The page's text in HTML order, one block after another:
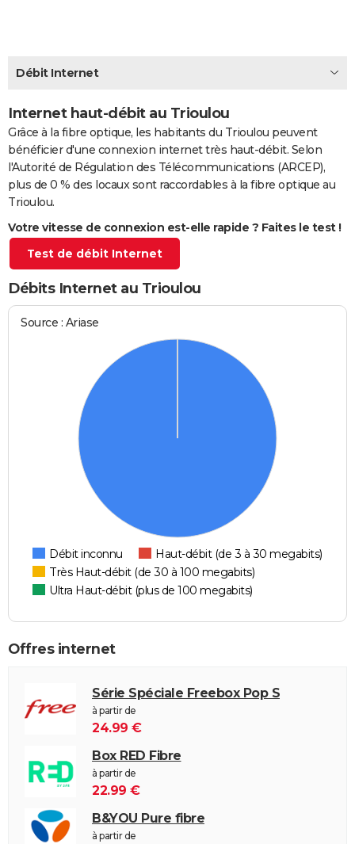
CARTE DE VOEUX
Carte de Noël
Carte Bonne année
Carte Saint-Valentin
Carte Pâques
Carte d'anniversaire
DICTIONNAIRE
PROGRAMME TV
S'inscrire
Se connecter
Lycées
Collèges
Primaires
Universités
Entreprises
Service militaire
Avis de recherche
Bricolage
Lifestyle
Culture
Sport
Auto
Television
Voyage
Cinema
Débit Internet
Internet haut-débit au Trioulou
Grâce à la fibre optique, les habitants du Trioulou peuvent
bénéficier d'une connexion internet très haut-débit. Selon
l'Autorité de Régulation des Télécommunications (ARCEP),
plus de 0 % des locaux sont raccordables à la fibre optique au
Trioulou.
Votre vitesse de connexion est-elle rapide ? Faites le test !
Test de débit Internet
Débits Internet au Trioulou
Source : Ariase
Débit inconnu
Haut-débit (de 3 à 30 megabits)
Très Haut-débit (de 30 à 100 megabits)
Ultra Haut-débit (plus de 100 megabits)
Offres internet
Série Spéciale Freebox Pop S
à partir de
24.99 €
Box RED Fibre
à partir de
22.99 €
B&YOU Pure fibre
à partir de